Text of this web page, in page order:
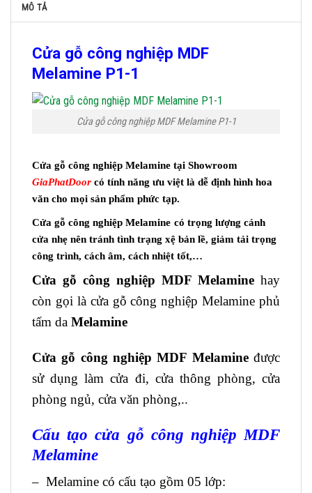
MÔ TẢ
Cửa gỗ công nghiệp MDF
Melamine P1-1
Cửa gỗ công nghiệp MDF Melamine P1-1
Cửa gỗ công nghiệp Melamine tại Showroom
GiaPhatDoor có tính năng ưu việt là dễ định hình hoa
văn cho mọi sản phẩm phức tạp.
Cửa gỗ công nghiệp Melamine có trọng lượng cánh
cửa nhẹ nên tránh tình trạng xệ bản lề, giảm tải trọng
công trình, cách âm, cách nhiệt tốt,…
Cửa gỗ công nghiệp MDF Melamine hay
còn gọi là cửa gỗ công nghiệp Melamine phủ
tấm da Melamine
Cửa gỗ công nghiệp MDF Melamineđược
sử dụng làm cửa đi, cửa thông phòng, cửa
phòng ngủ, cửa văn phòng,..
Cấu tạocửa gỗ công nghiệp MDF
Melamine
– Melamine có cấu tạo gồm 05 lớp: